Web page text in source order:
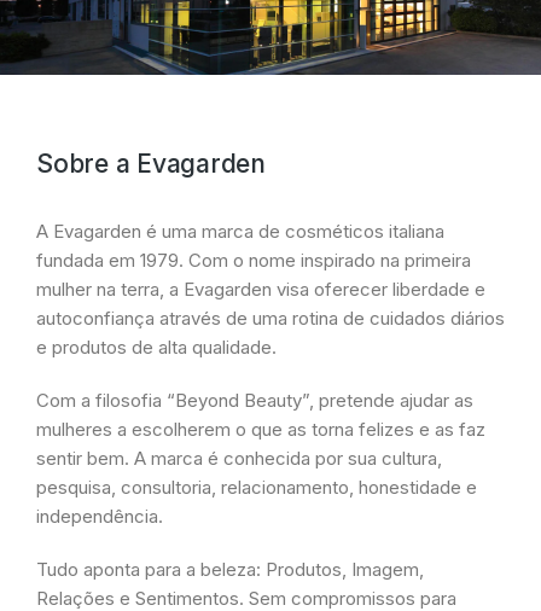
Sobre a Evagarden
A Evagarden é uma marca de cosméticos italiana
fundada em 1979. Com o nome inspirado na primeira
mulher na terra, a Evagarden visa oferecer liberdade e
autoconfiança através de uma rotina de cuidados diários
e produtos de alta qualidade.
Com a filosofia “Beyond Beauty”, pretende ajudar as
mulheres a escolherem o que as torna felizes e as faz
sentir bem. A marca é conhecida por sua cultura,
pesquisa, consultoria, relacionamento, honestidade e
independência.
Tudo aponta para a beleza: Produtos, Imagem,
Relações e Sentimentos. Sem compromissos para